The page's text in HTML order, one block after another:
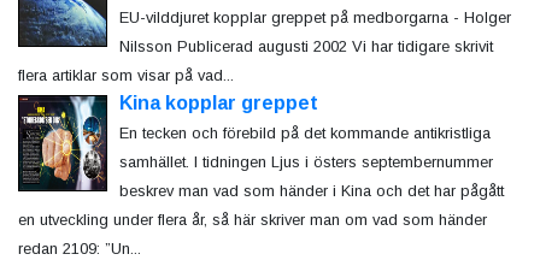
EU-vilddjuret kopplar greppet på medborgarna - Holger
Nilsson Publicerad augusti 2002 Vi har tidigare skrivit
flera artiklar som visar på vad...
Kina kopplar greppet
En tecken och förebild på det kommande antikristliga
samhället. I tidningen Ljus i östers septembernummer
beskrev man vad som händer i Kina och det har pågått
en utveckling under flera år, så här skriver man om vad som händer
redan 2109: ”Un...